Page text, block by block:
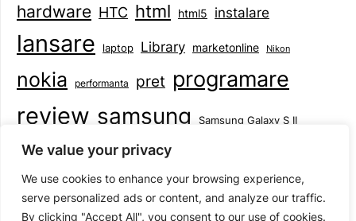
We value your privacy
We use cookies to enhance your browsing experience,
serve personalized ads or content, and analyze our traffic.
By clicking "Accept All", you consent to our use of cookies.
hardware HTC html html5 instalare
lansare laptop Library marketonline Nikon
nokia performanta pret programare
review samsung Samsung Galaxy S II
smartphone specificatii standarde